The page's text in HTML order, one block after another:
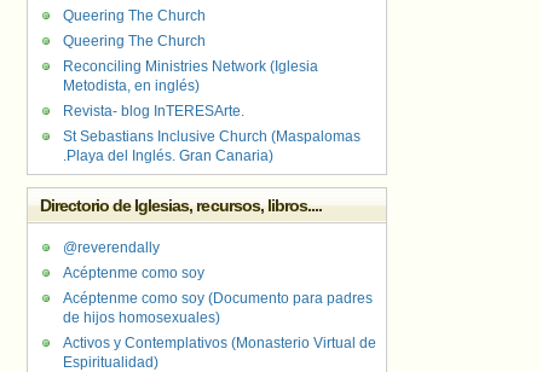
Queering The Church
Queering The Church
Reconciling Ministries Network (Iglesia
Metodista, en inglés)
Revista- blog InTERESArte.
St Sebastians Inclusive Church (Maspalomas
.Playa del Inglés. Gran Canaria)
Directorio de Iglesias, recursos, libros....
@reverendally
Acéptenme como soy
Acéptenme como soy (Documento para padres
de hijos homosexuales)
Activos y Contemplativos (Monasterio Virtual de
Espiritualidad)